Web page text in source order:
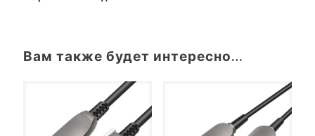
Вам также будет интересно…